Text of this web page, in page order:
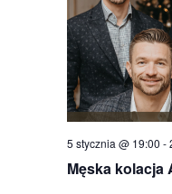
Męska kolacja
5 stycznia @ 19:00 -